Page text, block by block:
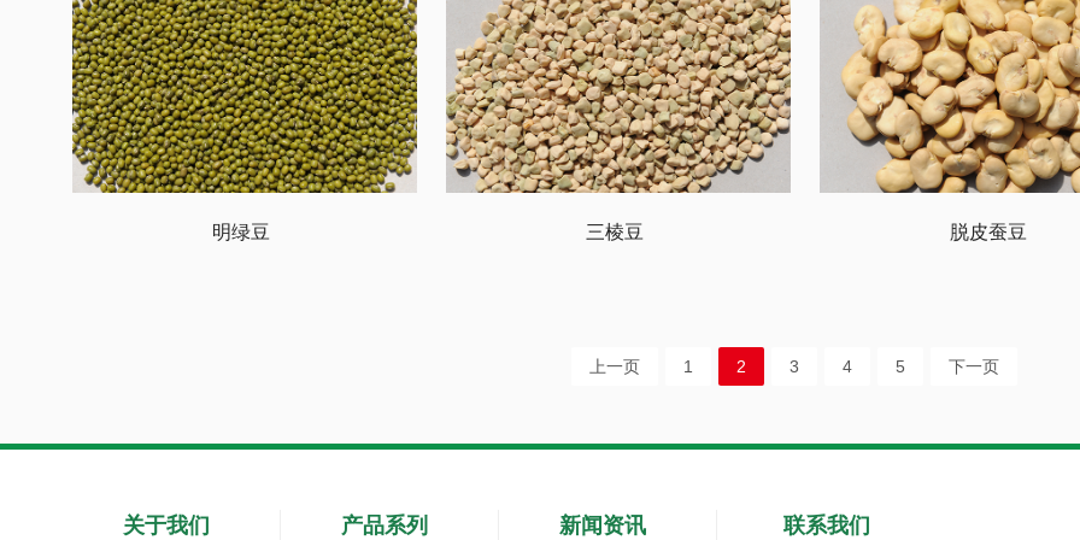
明绿豆 三棱豆 脱皮蚕豆
上一页 1 2 3 4 5 下一页
关于我们 产品系列 新闻资讯 联系我们